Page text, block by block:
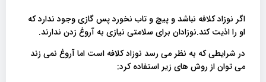
اگر نوزاد کلافه نباشد و پیچ و تاب نخورد پس گازی وجود ندارد که
او را اذیت کند.نوزادان برای سلامتی نیازی به آروغ زدن ندارند.
در شرایطی که به نظر می رسد نوزاد کلافه است اما آروغ نمی زند
می توان از روش های زیر استفاده کرد: